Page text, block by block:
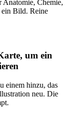
Chemie,
ein Bild. Reine
um ein
einem hinzu, das
neu. Die